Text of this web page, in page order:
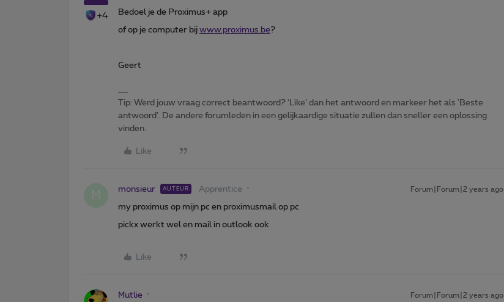
+4 Bedoel je de Proximus+ app
of op je computer bij www.proximus.be?
Geert
Tip: Werd jouw vraag correct beantwoord? ‘Like’ dan het antwoord en markeer het als 'Beste
antwoord'. De andere forumleden in een gelijkaardige situatie zullen dan sneller een oplossing
vinden.
Like
monsieur AUTEUR Apprentice Forum|Forum|2 years ago
my proximus op mijn pc en proximusmail op pc
pickx werkt wel en mail in outlook ook
Like
Mutlie Forum|Forum|2 years ago